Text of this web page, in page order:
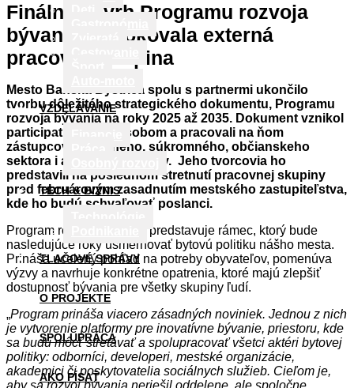
VZDELÁVANIE
TECH & BIZNIS
TLAČOVÉ SPRÁVY
O PROJEKTE
SPOLUPRÁCA
AKO PÍSAŤ
Finálny návrh Programu rozvoja
bývania prerokovala externá
pracovná skupina
Mesto Banská Bystrica spolu s partnermi ukončilo
tvorbu dôležitého strategického dokumentu, Programu
rozvoja bývania na roky 2025 až 2035. Dokument vznikol
participatívnym spôsobom a pracovali na ňom
zástupcovia verejného, súkromného, občianskeho
sektora i akademickej sféry. Jeho tvorcovia ho
predstavili na poslednom stretnutí pracovnej skupiny
pred februárovým zasadnutím mestského zastupiteľstva,
kde ho budú schvaľovať poslanci.
Program rozvoja bývania predstavuje rámec, ktorý bude
nasledujúce roky usmerňovať bytovú politiku nášho mesta.
Prináša ucelený pohľad na potreby obyvateľov, pomenúva
výzvy a navrhuje konkrétne opatrenia, ktoré majú zlepšiť
dostupnosť bývania pre všetky skupiny ľudí.
„Program prináša viacero zásadných noviniek. Jednou z nich
je vytvorenie platformy pre inovatívne bývanie, priestoru, kde
sa budú môcť stretávať a spolupracovať všetci aktéri bytovej
politiky: odborníci, developeri, mestské organizácie,
akademici či poskytovatelia sociálnych služieb. Cieľom je,
aby sa rozvoj bývania neriešil oddelene, ale spoločne